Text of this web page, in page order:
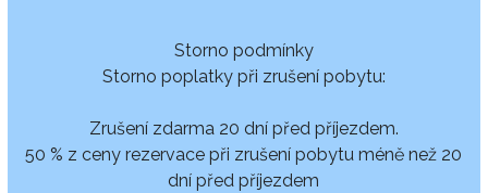
Storno podmínky
Storno poplatky při zrušení pobytu:
Zrušení zdarma 20 dní před příjezdem.
50 % z ceny rezervace při zrušení pobytu méně než 20
dní před příjezdem